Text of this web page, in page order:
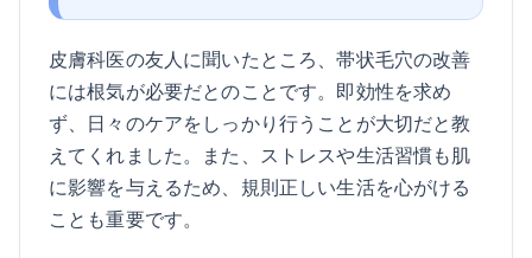
皮膚科医の友人に聞いたところ、帯状毛穴の改善
には根気が必要だとのことです。即効性を求め
ず、日々のケアをしっかり行うことが大切だと教
えてくれました。また、ストレスや生活習慣も肌
に影響を与えるため、規則正しい生活を心がける
ことも重要です。